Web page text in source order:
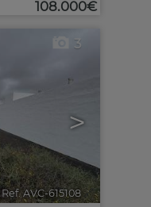
108.000€
>
3
Ref. AVC-615108 🔗